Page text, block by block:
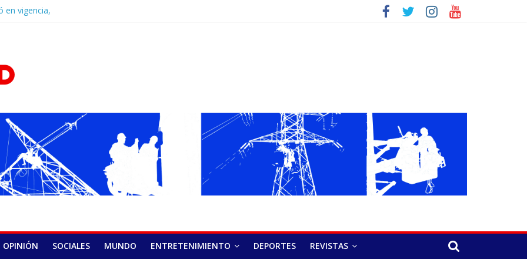
en vigencia,
penal
fortalece
recepción de su
por el
de los
para una
de venta de
OPINIÓN SOCIALES MUNDO ENTRETENIMIENTO DEPORTES REVISTAS